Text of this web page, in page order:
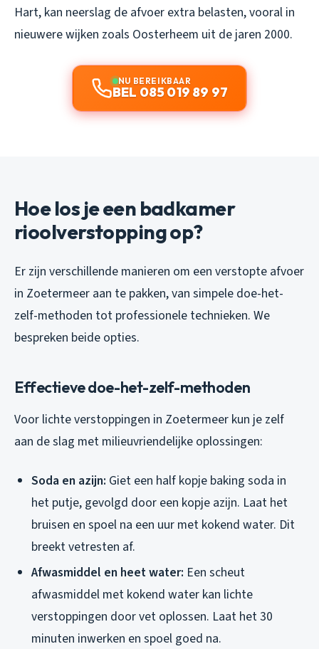
Hart, kan neerslag de afvoer extra belasten, vooral in
nieuwere wijken zoals Oosterheem uit de jaren 2000.
NU BEREIKBAAR
BEL 085 019 89 97
Hoe los je een badkamer
rioolverstopping op?
Er zijn verschillende manieren om een verstopte afvoer
in Zoetermeer aan te pakken, van simpele doe-het-
zelf-methoden tot professionele technieken. We
bespreken beide opties.
Effectieve doe-het-zelf-methoden
Voor lichte verstoppingen in Zoetermeer kun je zelf
aan de slag met milieuvriendelijke oplossingen:
Soda en azijn: Giet een half kopje baking soda in
het putje, gevolgd door een kopje azijn. Laat het
bruisen en spoel na een uur met kokend water. Dit
breekt vetresten af.
Afwasmiddel en heet water: Een scheut
afwasmiddel met kokend water kan lichte
verstoppingen door vet oplossen. Laat het 30
minuten inwerken en spoel goed na.